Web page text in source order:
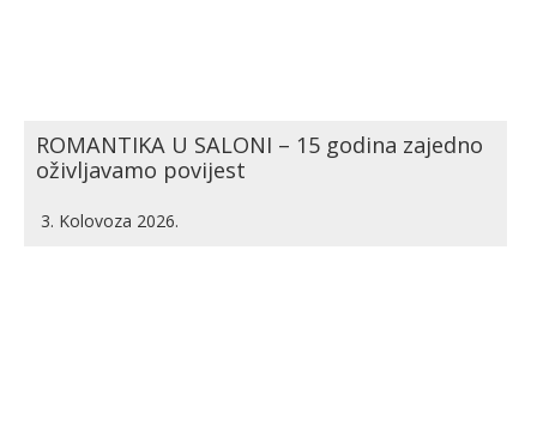
ROMANTIKA U SALONI – 15 godina zajedno
oživljavamo povijest
3. Kolovoza 2026.